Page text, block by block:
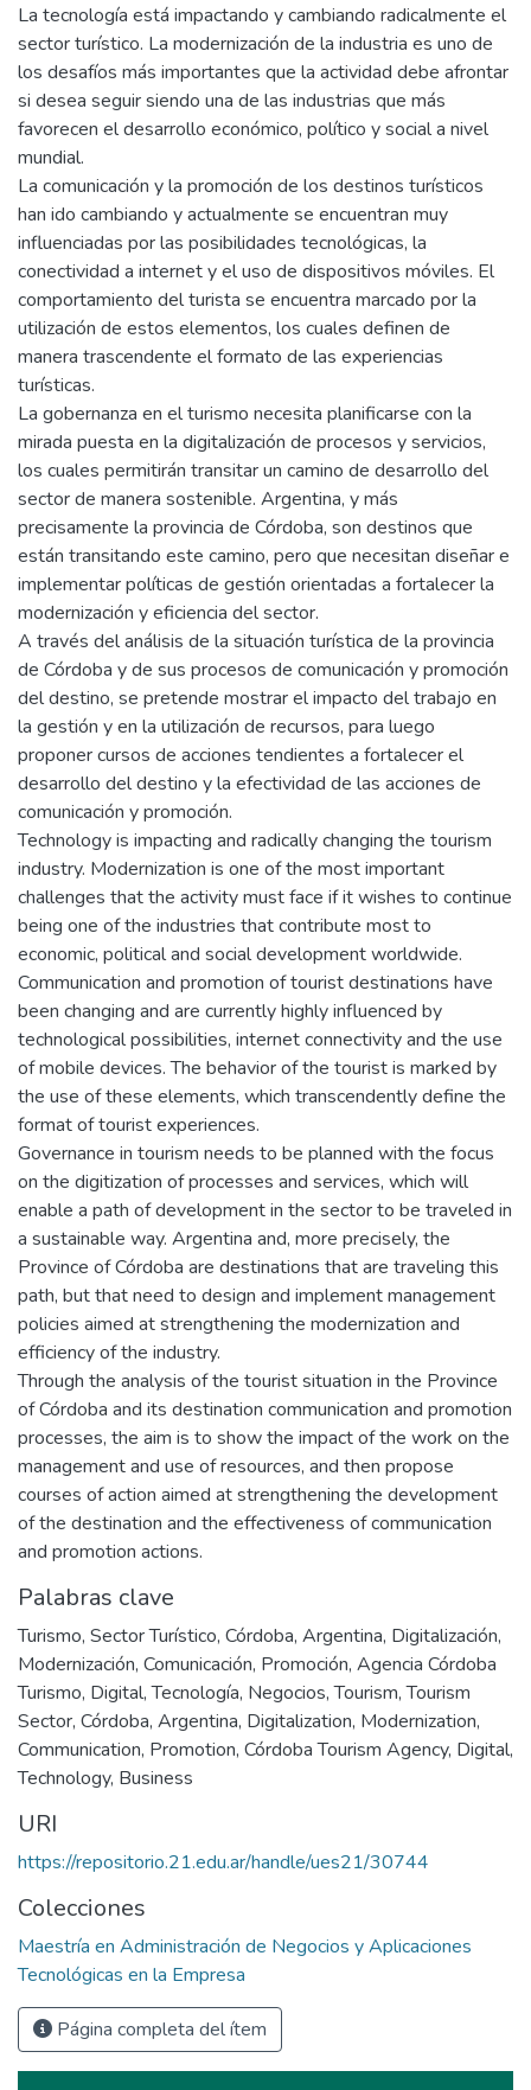
La tecnología está impactando y cambiando radicalmente el
sector turístico. La modernización de la industria es uno de
los desafíos más importantes que la actividad debe afrontar
si desea seguir siendo una de las industrias que más
favorecen el desarrollo económico, político y social a nivel
mundial.
La comunicación y la promoción de los destinos turísticos
han ido cambiando y actualmente se encuentran muy
influenciadas por las posibilidades tecnológicas, la
conectividad a internet y el uso de dispositivos móviles. El
comportamiento del turista se encuentra marcado por la
utilización de estos elementos, los cuales definen de
manera trascendente el formato de las experiencias
turísticas.
La gobernanza en el turismo necesita planificarse con la
mirada puesta en la digitalización de procesos y servicios,
los cuales permitirán transitar un camino de desarrollo del
sector de manera sostenible. Argentina, y más
precisamente la provincia de Córdoba, son destinos que
están transitando este camino, pero que necesitan diseñar e
implementar políticas de gestión orientadas a fortalecer la
modernización y eficiencia del sector.
A través del análisis de la situación turística de la provincia
de Córdoba y de sus procesos de comunicación y promoción
del destino, se pretende mostrar el impacto del trabajo en
la gestión y en la utilización de recursos, para luego
proponer cursos de acciones tendientes a fortalecer el
desarrollo del destino y la efectividad de las acciones de
comunicación y promoción.
Technology is impacting and radically changing the tourism
industry. Modernization is one of the most important
challenges that the activity must face if it wishes to continue
being one of the industries that contribute most to
economic, political and social development worldwide.
Communication and promotion of tourist destinations have
been changing and are currently highly influenced by
technological possibilities, internet connectivity and the use
of mobile devices. The behavior of the tourist is marked by
the use of these elements, which transcendently define the
format of tourist experiences.
Governance in tourism needs to be planned with the focus
on the digitization of processes and services, which will
enable a path of development in the sector to be traveled in
a sustainable way. Argentina and, more precisely, the
Province of Córdoba are destinations that are traveling this
path, but that need to design and implement management
policies aimed at strengthening the modernization and
efficiency of the industry.
Through the analysis of the tourist situation in the Province
of Córdoba and its destination communication and promotion
processes, the aim is to show the impact of the work on the
management and use of resources, and then propose
courses of action aimed at strengthening the development
of the destination and the effectiveness of communication
and promotion actions.
Palabras clave
Turismo, Sector Turístico, Córdoba, Argentina, Digitalización,
Modernización, Comunicación, Promoción, Agencia Córdoba
Turismo, Digital,Tecnología, Negocios,Tourism,Tourism
Sector, Córdoba, Argentina, Digitalization, Modernization,
Communication, Promotion, Córdoba Tourism Agency, Digital,
Technology, Business
URI
https://repositorio.21.edu.ar/handle/ues21/30744
Colecciones
Maestría en Administración de Negocios y Aplicaciones
Tecnológicas en la Empresa
Página completa del ítem